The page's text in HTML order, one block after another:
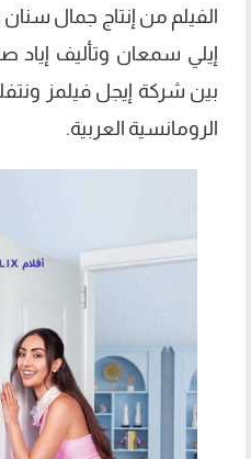
الفيلم من إنتاج جمال
إيلي سمعان وتأليف إياد
بين شركة إيجل فيلمز
الرومانسية العربية.